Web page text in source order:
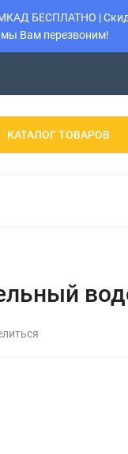
БЕСПЛАТНО |
мы Вам перезвоним!
КАТАЛОГ ТОВАРОВ